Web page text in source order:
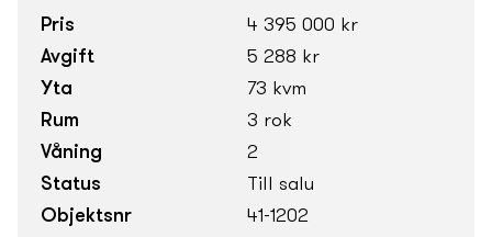
Pris
4 395 000 kr
Avgift
5 288 kr
Yta
73 kvm
Rum
3 rok
Våning
2
Status
Till salu
Objektsnr
41-1202